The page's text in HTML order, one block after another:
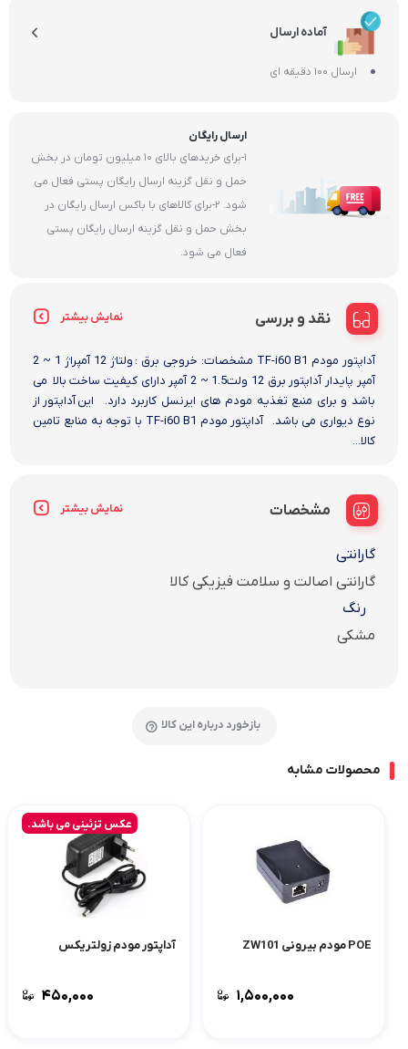
آماده ارسال
ارسال 100 دقیقه ای
ارسال رایگان
1-برای خریدهای بالای 10 میلیون تومان در بخش
حمل و نقل گزینه ارسال رایگان پستی فعال می
شود. 2-برای کالاهای با باکس ارسال رایگان در
بخش حمل و نقل گزینه ارسال رایگان پستی
فعال می شود.
نقد و بررسی نمایش بیشتر
آداپتور مودم TF-i60 B1 مشخصات: خروجی برق : ولتاژ 12 آمپراژ 1 ~ 2
آمپر پایدار آداپتور برق 12 ولت1.5 ~ 2 آمپر دارای کیفیت ساخت بالا می
باشد و برای منبع تغذیه مودم های ایرنسل کاربرد دارد. این آداپتور از
نوع دیواری می باشد. آداپتور مودم TF-i60 B1 با توجه به منابع تامین
کالا...
مشخصات نمایش بیشتر
گارانتی
گارانتی اصالت و سلامت فیزیکی کالا
رنگ
مشکی
بازخورد درباره این کالا
محصولات مشابه
POE مودم بیرونی ZW101
۱,۵۰۰,۰۰۰
عکس تزئینی می باشد.
آداپتور مودم زولتریکس
۴۵۰,۰۰۰